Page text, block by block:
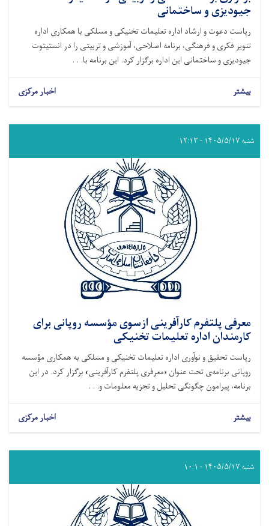
جیودیزی و ساختمانی
ریاست دعوت و ارشاد اداره تعلیمات تخنیکی و مسلکی با همکاری اداره
تنویر فکری و فرهنگی، برنامه اصلاحی، آموزشی و تربیتی را در انستیتوت
جیودیزی و ساختمانی این اداره برگزار کرد. این برنامه با. . .
بیشتر اخبار مرکزی
شنبه ۱۴۰۵/۵/۱۷ - ۱۲:۱۳
معرفی پلتفرم کارآفرینی ازسوی مؤسسه روپانی برای
کارمندان اداره تعلیمات تخنیکی
ریاست تحقیق و نوآوری اداره تعلیمات تخنیکی و مسلکی به همکاری مؤسسه
روپانی برنامه‌ی تحت عنوان «معرفری پلتفرم کارآفرینی» برگزار کرد. در این
برنامه، پیرامون چگونگی تحلیل و تجزیه معلومات و. . .
بیشتر اخبار مرکزی
شنبه ۱۴۰۵/۵/۱۷ - ۱۰:۱